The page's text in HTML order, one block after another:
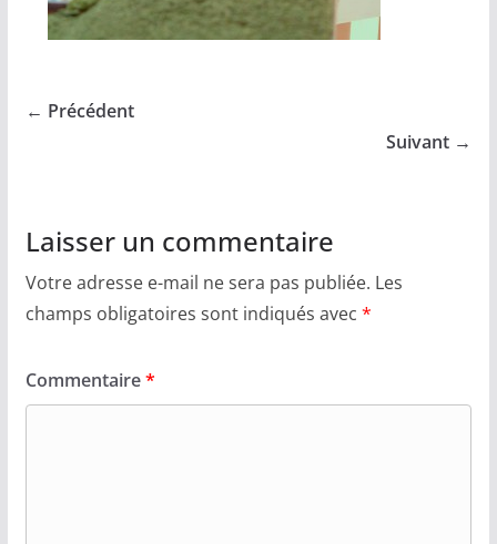
← Précédent
Suivant →
Laisser un commentaire
Votre adresse e-mail ne sera pas publiée. Les
champs obligatoires sont indiqués avec *
Commentaire*